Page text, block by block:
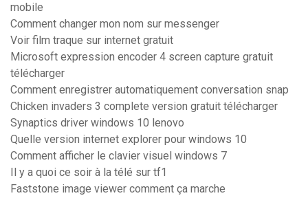
mobile
Comment changer mon nom sur messenger
Voir film traque sur internet gratuit
Microsoft expression encoder 4 screen capture gratuit
télécharger
Comment enregistrer automatiquement conversation snap
Chicken invaders 3 complete version gratuit télécharger
Synaptics driver windows 10 lenovo
Quelle version internet explorer pour windows 10
Comment afficher le clavier visuel windows 7
Il y a quoi ce soir à la télé sur tf1
Faststone image viewer comment ça marche